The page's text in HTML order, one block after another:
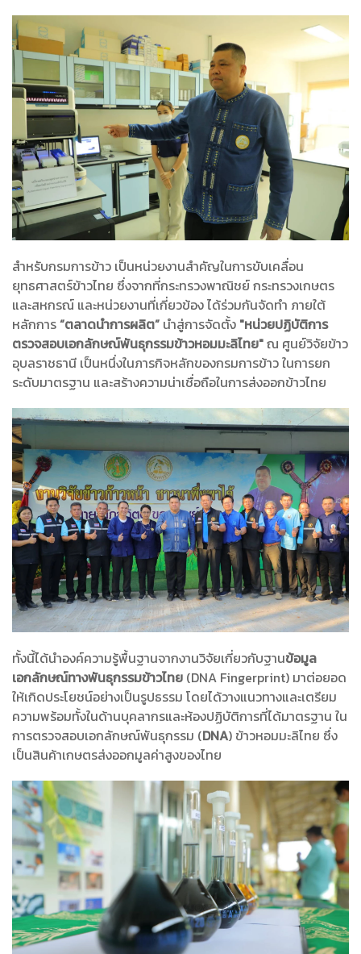
สำหรับกรมการข้าว เป็นหน่วยงานสำคัญในการขับเคลื่อน
ยุทธศาสตร์ข้าวไทย ซึ่งจากที่กระทรวงพาณิชย์ กระทรวงเกษตร
และสหกรณ์ และหน่วยงานที่เกี่ยวข้อง ได้ร่วมกันจัดทำ ภายใต้
หลักการ“ตลาดนำการผลิต” นำสู่การจัดตั้ง "หน่วยปฏิบัติการ
ตรวจสอบเอกลักษณ์พันธุกรรมข้าวหอมมะลิไทย"ณ ศูนย์วิจัยข้าว
อุบลราชธานี เป็นหนึ่งในภารกิจหลักของกรมการข้าว ในการยก
ระดับมาตรฐาน และสร้างความน่าเชื่อถือในการส่งออกข้าวไทย
ทั้งนี้ได้นำองค์ความรู้พื้นฐานจากงานวิจัยเกี่ยวกับฐานข้อมูล
เอกลักษณ์ทางพันธุกรรมข้าวไทย (DNA Fingerprint) มาต่อยอด
ให้เกิดประโยชน์อย่างเป็นรูปธรรม โดยได้วางแนวทางและเตรียม
ความพร้อมทั้งในด้านบุคลากรและห้องปฏิบัติการที่ได้มาตรฐาน ใน
การตรวจสอบเอกลักษณ์พันธุกรรม (DNA) ข้าวหอมมะลิไทย ซึ่ง
เป็นสินค้าเกษตรส่งออกมูลค่าสูงของไทย